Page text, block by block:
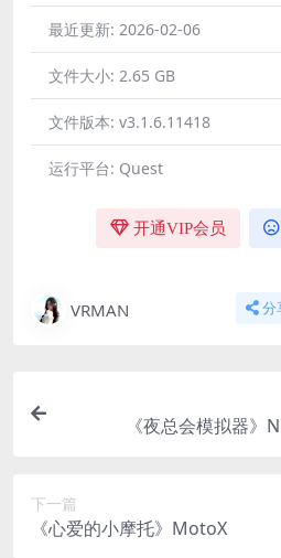
最近更新: 2026-02-06
文件大小: 2.65 GB
文件版本: v3.1.6.11418
运行平台: Quest
开通VIP会员
VRMAN 分
《夜总会模拟器
下一篇
《心爱的小摩托》MotoX